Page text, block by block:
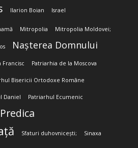
Ilarion Boian Israel
Mitropolia Mitropolia Moldovei;
Nașterea Domnului
Francisc Patriarhia de la Moscova
Bisericii Ortodoxe Române
Daniel Patriarhul Ecumenic
Predica
Sfaturi duhovnicești; Sinaxa